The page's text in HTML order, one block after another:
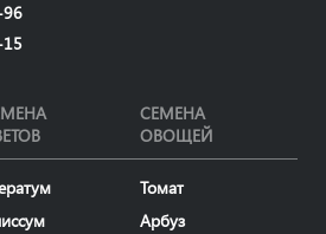
СЕМЕНА
ОВОЩЕЙ
Томат
Арбуз